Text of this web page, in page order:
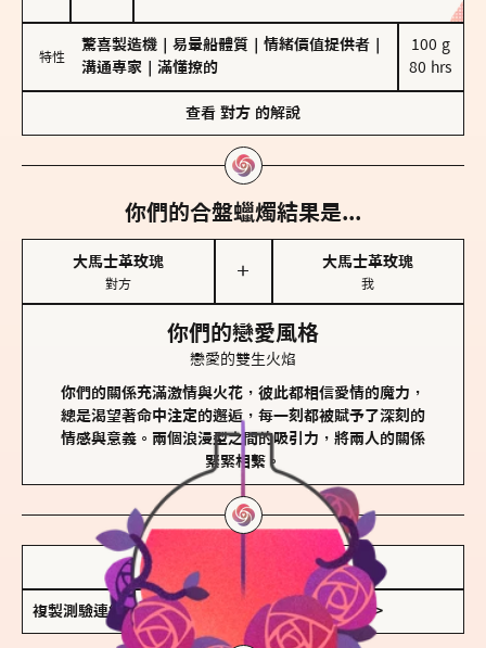
特性
驚喜製造機 易暈船體質 情緒價值提供者
溝通專家
滿懂撩的
100 g
80 hrs
查看 對方 的解說
你們的合盤蠟燭結果是...
大馬士革玫瑰
對方
＋
大馬士革玫瑰
我
你們的戀愛風格
戀愛的雙生火焰
你們的關係充滿激情與火花，彼此都相信愛情的魔力，
總是渴望著命中注定的邂逅，每一刻都被賦予了深刻的
情感與意義。兩個浪漫型之間的吸引力，將兩人的關係
緊緊相繫。
儲存我的結果圖
複製測驗連結 查看香氛類型全解析 >>>